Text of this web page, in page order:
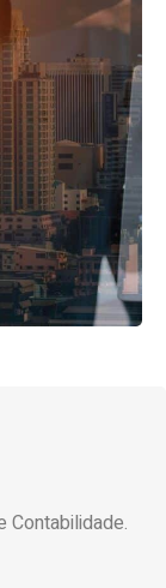
Contabilidade.